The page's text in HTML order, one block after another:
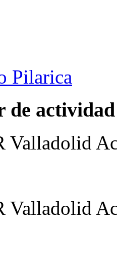
Pilarica
de actividad
Valladolid
Valladolid